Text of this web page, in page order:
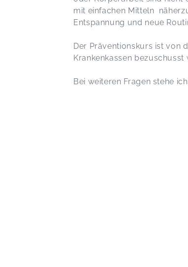
mit einfachen Mitteln
Entspannung und neue
Der Präventionskurs ist von
Krankenkassen bezuschusst
Bei weiteren Fragen stehe